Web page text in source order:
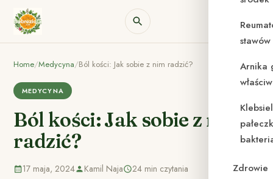
Arnika
Zdrowie
Home/Medycyna/Ból kości: Jak sobie z nim radzić?
MEDYCYNA
Ból kości: Jak sobie z nim
radzić?
17 maja, 2024 Kamil Naja 24 min czytania